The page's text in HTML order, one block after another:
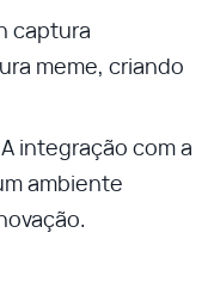
captura
meme, criando
integração com a
ambiente